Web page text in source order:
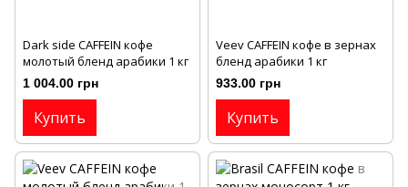
Dark side CAFFEIN кофе
молотый бленд арабики 1 кг
1 004.00 грн
Купить
Veev CAFFEIN кофе в зернах
бленд арабики 1 кг
933.00 грн
Купить